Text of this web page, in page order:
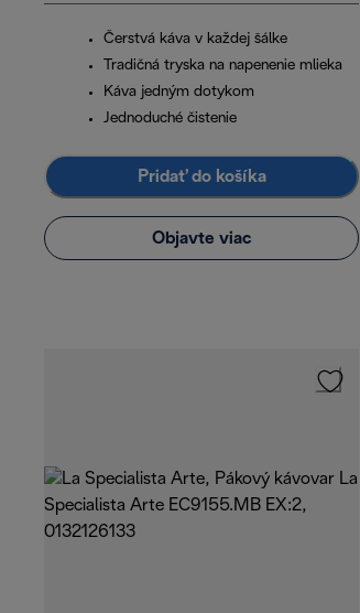
Čerstvá káva v každej šálke
Tradičná tryska na napenenie mlieka
Káva jedným dotykom
Jednoduché čistenie
Pridať do košíka
Objavte viac